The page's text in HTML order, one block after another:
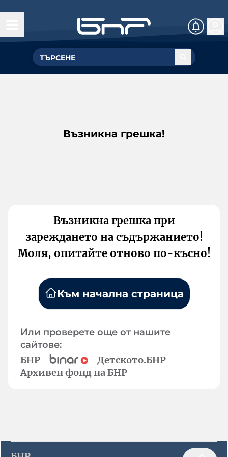
Възникна грешка!
Възникна грешка при
зареждането на съдържанието!
Моля, опитайте отново по-късно!
Към начална страница
Или проверете още от нашите
сайтове:
БНР
Детското.БНР
Архивен фонд на БНР